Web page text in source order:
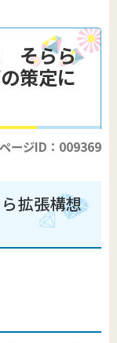
そらら
策定に
ページID：009369
拡張構想